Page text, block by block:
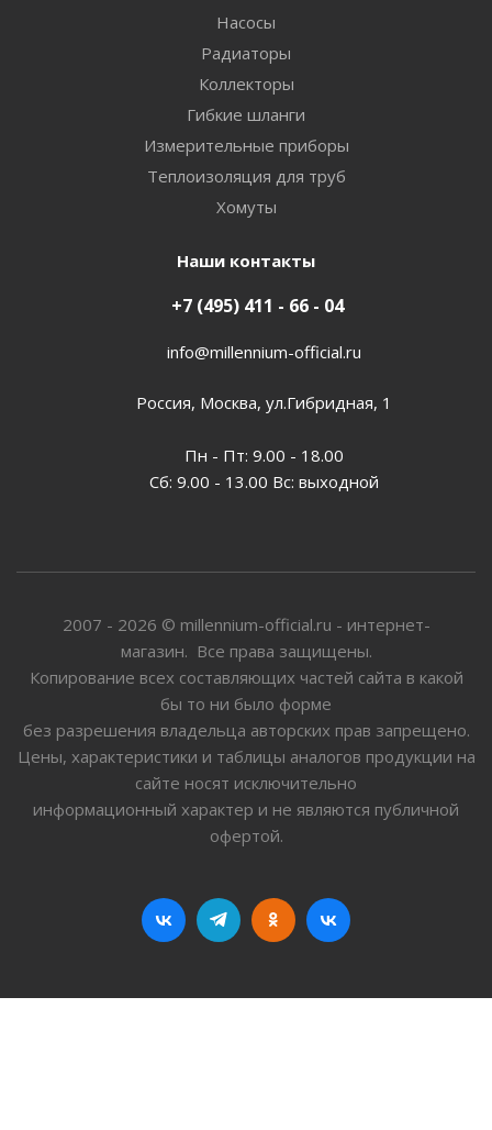
Насосы
Радиаторы
Коллекторы
Гибкие шланги
Измерительные приборы
Теплоизоляция для труб
Хомуты
Наши контакты
+7 (495) 411 - 66 - 04
info@millennium-official.ru
Россия, Москва, ул.Гибридная, 1
Пн - Пт: 9.00 - 18.00
Сб: 9.00 - 13.00 Вс: выходной
2007 - 2026 © millennium-official.ru - интернет-
магазин. Все права защищены.
Копирование всех составляющих частей сайта в какой
бы то ни было форме
без разрешения владельца авторских прав запрещено.
Цены, характеристики и таблицы аналогов продукции на
сайте носят исключительно
информационный характер и не являются публичной
офертой.